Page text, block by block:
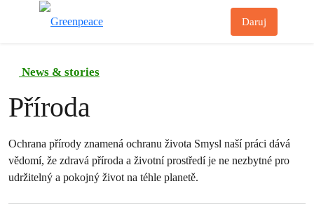
Daruj
News & stories
Příroda
Ochrana přírody znamená ochranu života Smysl naší práci dává
vědomí, že zdravá příroda a životní prostředí je ne nezbytné pro
udržitelný a pokojný život na téhle planetě.